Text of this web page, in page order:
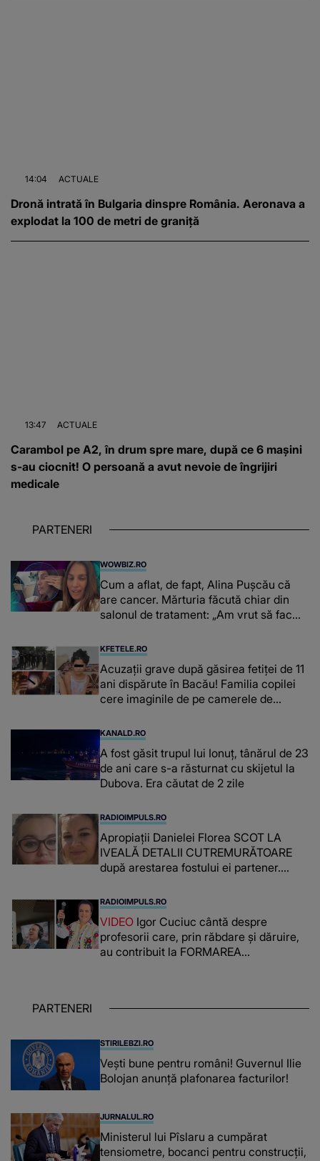
14:04 ACTUALE
Dronă intrată în Bulgaria dinspre România. Aeronava a
explodat la 100 de metri de graniță
13:47 ACTUALE
Carambol pe A2, în drum spre mare, după ce 6 mașini
s-au ciocnit! O persoană a avut nevoie de îngrijiri
medicale
PARTENERI
WOWBIZ.RO
Cum a aflat, de fapt, Alina Pușcău că
are cancer. Mărturia făcută chiar din
salonul de tratament: „Am vrut să fac
înțepe sânul”
KFETELE.RO
Acuzații grave după găsirea fetiței de 11
ani dispărute în Bacău! Familia copilei
cere imaginile de pe camerele de
mea...”
KANALD.RO
A fost găsit trupul lui Ionuț, tânărul de 23
de ani care s-a răsturnat cu skijetul la
Dubova. Era căutat de 2 zile
RADIOIMPULS.RO
Apropiații Danielei Florea SCOT LA
IVEALĂ DETALII CUTREMURĂTOARE
după arestarea fostului ei partener.
românca ucisă în Italia și ascunsă în
lada unui pat: " Îmi pare rău că nu am
reușit să fac mai mult pentru ea și..."
RADIOIMPULS.RO
VIDEO Igor Cuciuc cântă despre
profesorii care, prin răbdare și dăruire,
au contribuit la FORMAREA
chiar și după trecerea anilor: "De
PARTENERI
STIRILEBZI.RO
Vești bune pentru români! Guvernul Ilie
Bolojan anunță plafonarea facturilor!
JURNALUL.RO
Ministerul lui Pîslaru a cumpărat
tensiometre, bocanci pentru construcții,